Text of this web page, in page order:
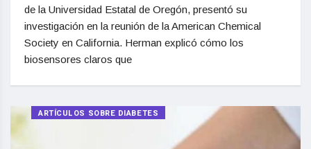
de la Universidad Estatal de Oregón, presentó su
investigación en la reunión de la American Chemical
Society en California. Herman explicó cómo los
biosensores claros que
ARTÍCULOS SOBRE DIABETES